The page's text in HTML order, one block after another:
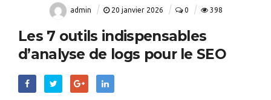
admin 20 janvier 2026 0 398
Les 7 outils indispensables
d’analyse de logs pour le SEO